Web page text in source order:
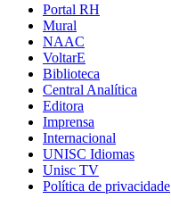
Portal RH
Mural
NAAC
VoltarE
Biblioteca
Central Analítica
Editora
Imprensa
Internacional
UNISC Idiomas
Unisc TV
Política de privacidade